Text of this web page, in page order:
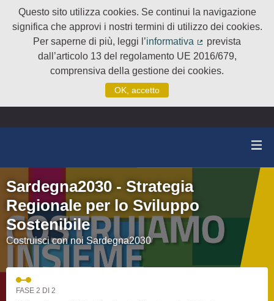
Questo sito utilizza cookies. Se continui la navigazione
significa che approvi i nostri termini di utilizzo dei cookies.
Per saperne di più, leggi l’informativa
(Collegamento
prevista
dall’articolo 13 del regolamento UE 2016/679,
comprensiva della gestione dei cookies.
OK, accetto
Sardegna2030 - Strategia
Regionale per lo Sviluppo
Sostenibile
Costruisci con noi Sardegna2030
FASE 2 DI 2